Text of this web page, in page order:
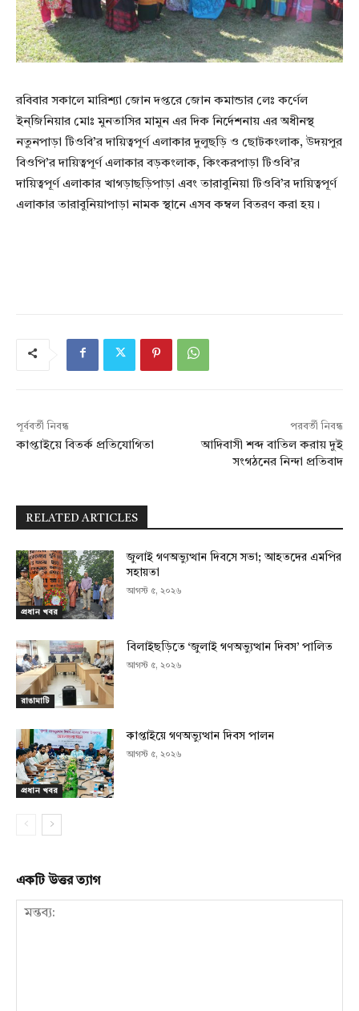
রবিবার সকালে মারিশ্যা জোন দপ্তরে জোন কমান্ডার লেঃ কর্ণেল
ইন্জিনিয়ার মোঃ মুনতাসির মামুন এর দিক নির্দেশনায় এর অধীনস্থ
নতুনপাড়া টিওবি’র দায়িত্বপূর্ণ এলাকার দুলুছড়ি ও ছোটকংলাক, উদয়পুর
বিওপি’র দায়িত্বপূর্ণ এলাকার বড়কংলাক, কিংকরপাড়া টিওবি’র
দায়িত্বপূর্ণ এলাকার খাগড়াছড়িপাড়া এবং তারাবুনিয়া টিওবি’র দায়িত্বপূর্ণ
এলাকার তারাবুনিয়াপাড়া নামক স্থানে এসব কম্বল বিতরণ করা হয়।
পূর্ববর্তী নিবন্ধ
কাপ্তাইয়ে বিতর্ক প্রতিযোগিতা
পরবর্তী নিবন্ধ
আদিবাসী শব্দ বাতিল করায় দুই
সংগঠনের নিন্দা প্রতিবাদ
RELATED ARTICLES
প্রধান খবর
জুলাই গণঅভ্যুত্থান দিবসে সভা; আহতদের এমপির
সহায়তা
আগস্ট ৫, ২০২৬
রাঙামাটি
বিলাইছড়িতে ‘জুলাই গণঅভ্যুত্থান দিবস’ পালিত
আগস্ট ৫, ২০২৬
প্রধান খবর
কাপ্তাইয়ে গণঅভ্যুত্থান দিবস পালন
আগস্ট ৫, ২০২৬
একটি উত্তর ত্যাগ